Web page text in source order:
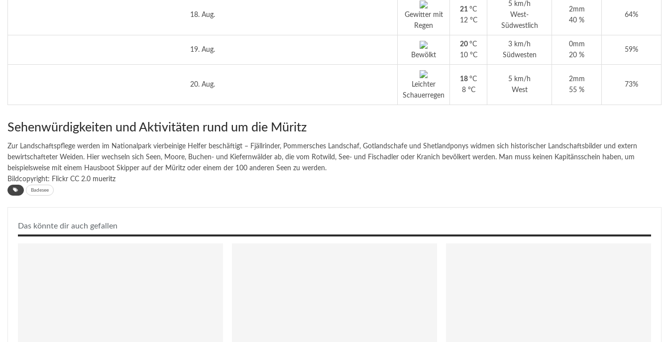
18. Aug.
Gewitter mit
Regen
21 °C
12 °C
5 km/h
West-
Südwestlich
2mm
40 %
64%
19. Aug.
Bewölkt
20 °C
10 °C
3 km/h
Südwesten
0mm
20 %
59%
20. Aug.
Leichter
Schauerregen
18 °C
8 °C
5 km/h
West
2mm
55 %
73%
Sehenwürdigkeiten und Aktivitäten rund um die Müritz
Zur Landschaftspflege werden im Nationalpark vierbeinige Helfer beschäftigt – Fjällrinder, Pommersches Landschaf, Gotlandschafe und Shetlandponys widmen sich historischer Landschaftsbilder und extern
bewirtschafteter Weiden. Hier wechseln sich Seen, Moore, Buchen- und Kiefernwälder ab, die vom Rotwild, See- und Fischadler oder Kranich bevölkert werden. Man muss keinen Kapitänsschein haben, um
beispielsweise mit einem Hausboot Skipper auf der Müritz oder einem der 100 anderen Seen zu werden.
Bildcopyright: Flickr CC 2.0 mueritz
Badesee
Das könnte dir auch gefallen